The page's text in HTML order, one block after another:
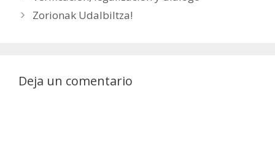
Zorionak Udalbiltza!
Deja un comentario